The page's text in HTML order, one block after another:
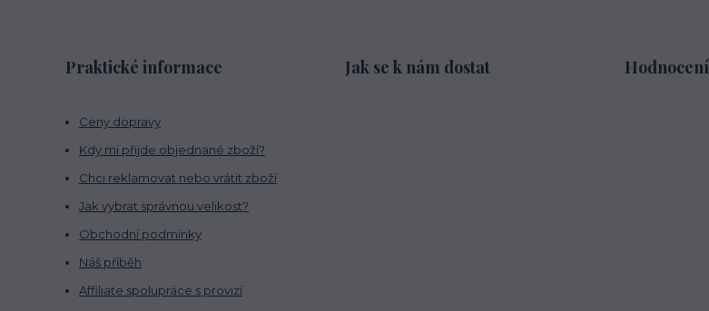
Praktické informace
Ceny dopravy
Kdy mi přijde objednané zboží?
Chci reklamovat nebo vrátit zboží
Jak vybrat správnou velikost?
Obchodní podmínky
Náš příběh
Affiliate spolupráce s provizí
Jak se k nám dostat Hodnocení